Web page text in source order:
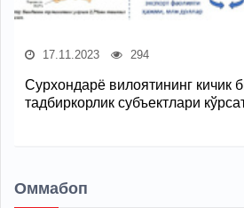
17.11.2023 294
Сурхондарё вилоятининг кичик
тадбиркорлик субъектлари
Оммабоп